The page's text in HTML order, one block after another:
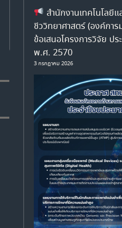
สำนักงานเทคโนโลยี
ชีววิทยาศาสตร์ (องค์การ
ข้อเสนอโครงการวิจัย ป
พ.ศ. 2570
3 กรกฎาคม 2026